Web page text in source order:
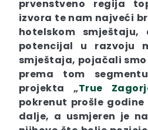
prvenstveno regija
izvora te nam najveći
hotelskom
potencijal u razvoju
smještaja, pojačali
prema tom
projekta „True
pokrenut prošle
dalje, a usmjeren je